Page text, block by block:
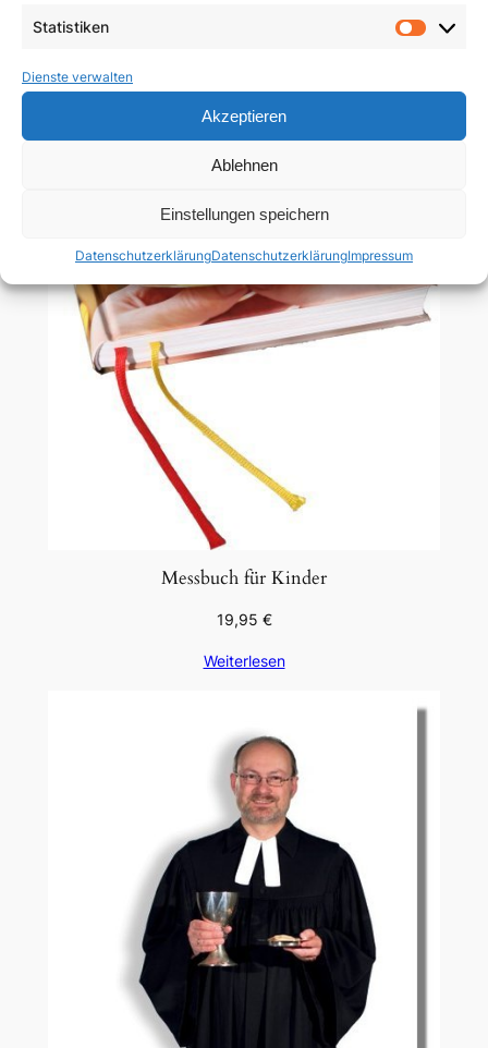
Statistiken
Dienste verwalten
Akzeptieren
Ablehnen
Einstellungen speichern
DatenschutzerklärungDatenschutzerklärungImpressum
Messbuch für Kinder
19,95 €
Weiterlesen